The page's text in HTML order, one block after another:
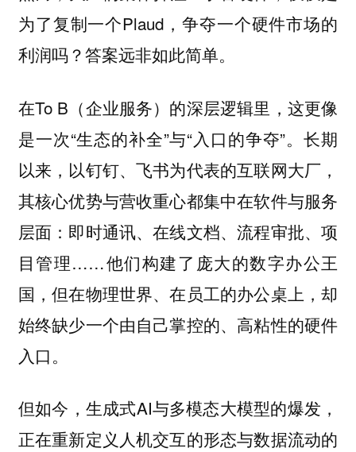
为了复制一个Plaud，争夺一个硬件市场的
利润吗？答案远非如此简单。
在To B（企业服务）的深层逻辑里，这更像
是一次“生态的补全”与“入口的争夺”。长期
以来，以钉钉、飞书为代表的互联网大厂，
其核心优势与营收重心都集中在软件与服务
层面：即时通讯、在线文档、流程审批、项
目管理……他们构建了庞大的数字办公王
国，但在物理世界、在员工的办公桌上，却
始终缺少一个由自己掌控的、高粘性的硬件
入口。
但如今，生成式AI与多模态大模型的爆发，
正在重新定义人机交互的形态与数据流动的